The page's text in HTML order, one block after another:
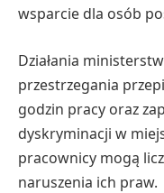
wsparcie dla osób
Działania
przestrzegania
godzin pracy oraz
dyskryminacji w
pracownicy mogą
naruszenia ich praw.